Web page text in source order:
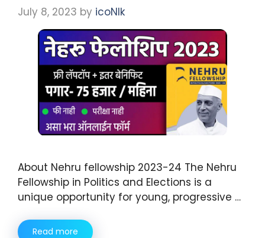
July 8, 2023 by icoNIk
About Nehru fellowship 2023-24 The Nehru
Fellowship in Politics and Elections is a
unique opportunity for young, progressive …
Read more